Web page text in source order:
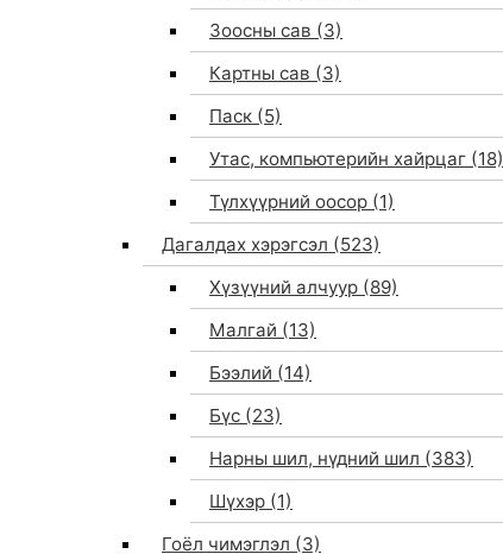
Зоосны сав (3)
Картны сав (3)
Паск (5)
Утас, компьютерийн хайрцаг (18)
Түлхүүрний оосор (1)
Дагалдах хэрэгсэл (523)
Хүзүүний алчуур (89)
Малгай (13)
Бээлий (14)
Бүс (23)
Нарны шил, нүдний шил (383)
Шүхэр (1)
Гоёл чимэглэл (3)